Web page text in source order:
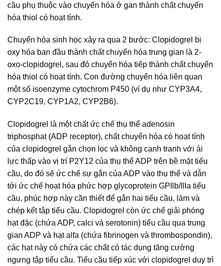
cầu phụ thuộc vào chuyển hóa ở gan thành chất chuyển
hóa thiol có hoạt tính.
Chuyển hóa sinh học xảy ra qua 2 bước: Clopidogrel bị
oxy hóa ban đầu thành chất chuyển hóa trung gian là 2-
oxo-clopidogrel, sau đó chuyển hóa tiếp thành chất chuyển
hóa thiol có hoạt tính. Con đường chuyển hóa liên quan
một số isoenzyme cytochrom P450 (ví dụ như CYP3A4,
CYP2C19, CYP1A2, CYP2B6).
Clopidogrel là một chất ức chế thụ thể adenosin
triphosphat (ADP receptor), chất chuyển hóa có hoạt tính
của clopidogrel gắn chọn lọc và không cạnh tranh với ái
lực thấp vào vị trí P2Y12 của thụ thể ADP trên bề mặt tiểu
cầu, do đó sẽ ức chế sự gắn của ADP vào thụ thể và dẫn
tới ức chế hoạt hóa phức hợp glycoprotein GPIlb/Illa tiểu
cầu, phúc hợp này cần thiết để gắn hai tiểu cầu, làm và
chép kết tập tiểu cầu. Clopidogrel còn ức chế giải phóng
hạt đặc (chứa ADP, calci và serotonin) tiểu cầu qua trung
gian ADP và hạt alfa (chứa fibrinogen và thrombospondin),
các hạt này có chứa các chất có tác dụng tăng cường
ngưng tập tiểu cầu. Tiểu cầu tiếp xúc với clopidogrel duy trì